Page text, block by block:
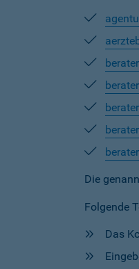
Die
Folgende
Das